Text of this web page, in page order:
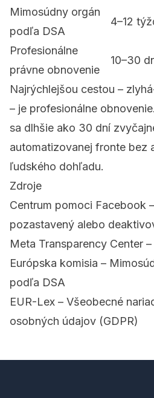
Mimosúdny orgán
podľa DSA
4–12
Profesionálne
právne obnovenie
10–30
Najrýchlejšou cestou –
– je profesionálne
sa dlhšie ako 30 dní
automatizovanej fronte bez
ľudského dohľadu.
Zdroje
Centrum pomoci Facebook
pozastavený alebo
Meta Transparency Center
Európska komisia –
podľa DSA
EUR-Lex – Všeobecné
osobných údajov (GDPR)